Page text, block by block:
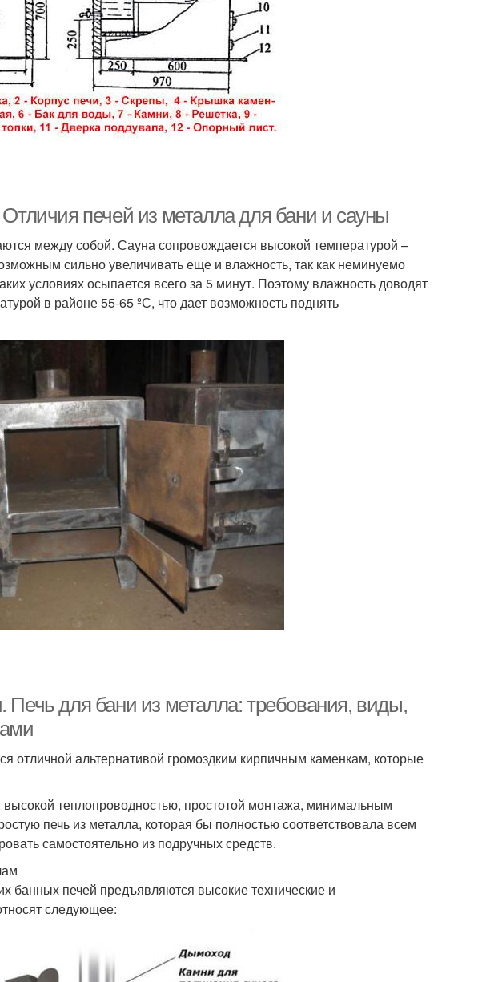
печей из металла для бани и сауны
между собой. Сауна сопровождается высокой температурой –
сильно увеличивать еще и влажность, так как неминуемо
условиях осыпается всего за 5 минут. Поэтому влажность доводят
в районе 55-65 ºС, что дает возможность поднять
Печь для бани из металла: требования, виды,
отличной альтернативой громоздким кирпичным каменкам, которые
теплопроводностью, простотой монтажа, минимальным
печь из металла, которая бы полностью соответствовала всем
самостоятельно из подручных средств.
банных печей предъявляются высокие технические и
следующее: